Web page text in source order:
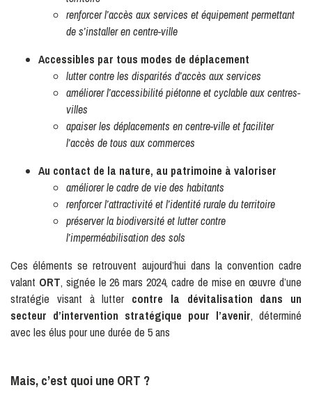
renforcer l’accès aux services et équipement permettant
de s’installer en centre-ville
Accessibles par tous modes de déplacement
lutter contre les disparités d’accès aux services
améliorer l’accessibilité piétonne et cyclable aux centres-
villes
apaiser les déplacements en centre-ville et faciliter
l’accès de tous aux commerces
Au contact de la nature, au patrimoine à valoriser
améliorer le cadre de vie des habitants
renforcer l’attractivité et l’identité rurale du territoire
préserver la biodiversité et lutter contre
l’imperméabilisation des sols
Ces éléments se retrouvent aujourd’hui dans la convention cadre
valant ORT, signée le 26 mars 2024, cadre de mise en œuvre d’une
stratégie visant à lutter contre la dévitalisation dans un
secteur d’intervention stratégique pour l’avenir, déterminé
avec les élus pour une durée de 5 ans
Mais, c’est quoi une ORT ?